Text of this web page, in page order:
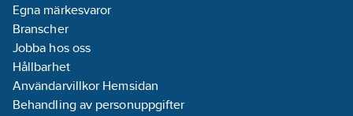
Egna märkesvaror
Branscher
Jobba hos oss
Hållbarhet
Användarvillkor Hemsidan
Behandling av personuppgifter